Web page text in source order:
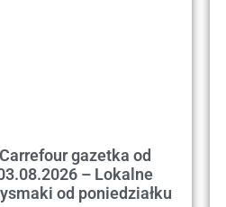
Carrefour gazetka od
– Lokalne
od poniedziałku